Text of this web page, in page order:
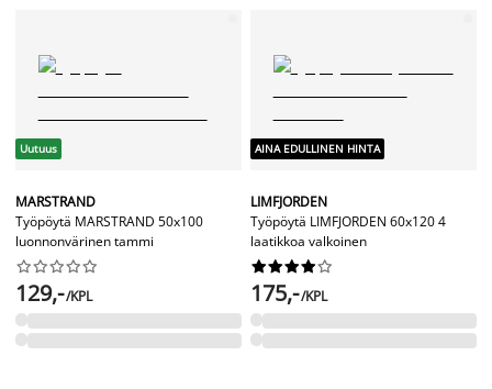
Uutuus
MARSTRAND
Työpöytä MARSTRAND 50x100
luonnonvärinen tammi






129,-/KPL
AINA EDULLINEN HINTA
LIMFJORDEN
Työpöytä LIMFJORDEN 60x120 4
laatikkoa valkoinen






175,-/KPL